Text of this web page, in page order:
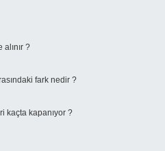
?
fark nedir ?
kaçta kapanıyor ?